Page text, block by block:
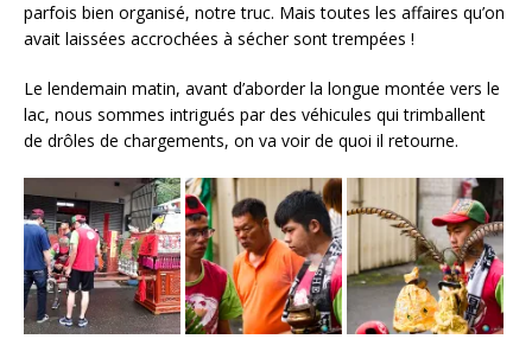
parfois bien organisé, notre truc. Mais toutes les affaires qu’on
avait laissées accrochées à sécher sont trempées !
Le lendemain matin, avant d’aborder la longue montée vers le
lac, nous sommes intrigués par des véhicules qui trimballent
de drôles de chargements, on va voir de quoi il retourne.